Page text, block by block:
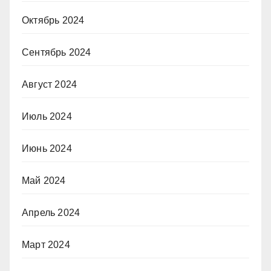
Октябрь 2024
Сентябрь 2024
Август 2024
Июль 2024
Июнь 2024
Май 2024
Апрель 2024
Март 2024